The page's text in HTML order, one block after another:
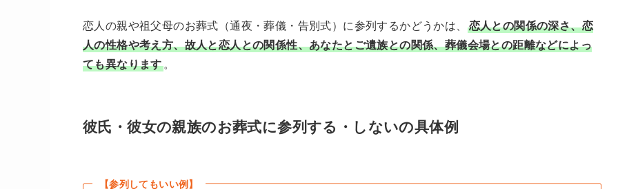
恋人の親や祖父母のお葬式（通夜・葬儀・告別式）に参列するかどうかは、
恋人との関係の深さ、恋
人の性格や考え方、故人と恋人との関係性、あなたとご遺族との関係、葬儀会場との距離などによっ
ても異なります。
彼氏・彼女の親族のお葬式に参列する・しないの具体例
【参列してもいい例】